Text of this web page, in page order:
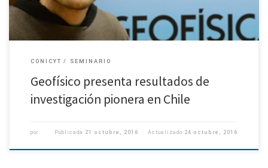
CONICYT SEMINARIO
Geofísico presenta resultados de
investigación pionera en Chile
por Publicada 21 octubre, 2016 Actualizado 24 octubre, 2016